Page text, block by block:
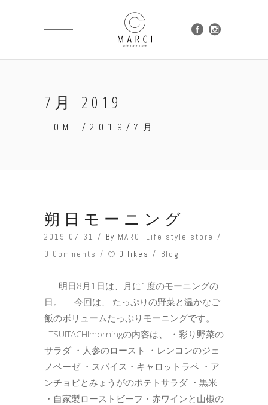
7月 2019
HOME /2019 /7月
朔日モーニング
2019-07-31 By MARCI Life style store
0 Comments
0 likes Blog
明日8月1日は、月に1度のモーニングの
日。 今回は、 たっぷりの野菜と温かなご
飯のボリュームたっぷりモーニングです。
TSUITACHImorningの内容は、 ・彩り野菜の
サラダ ・人参のロースト ・レンコンのジェ
ノベーゼ ・スパイス・キャロットラペ ・ア
ンチョビとみょうがのポテトサラダ ・黒米
・自家製ローストビーフ・赤ワインと山椒の